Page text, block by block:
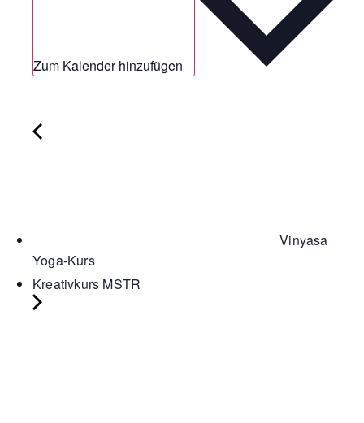
Zum Kalender hinzufügen
Vinyasa
Yoga-Kurs
Kreativkurs MSTR